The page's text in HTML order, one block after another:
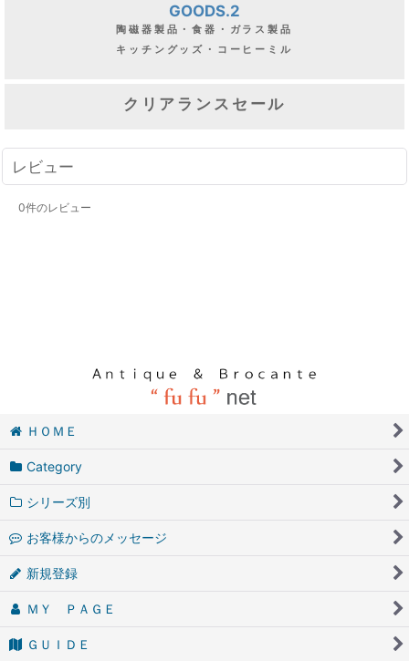
GOODS.2
陶磁器製品・食器・ガラス製品
キッチングッズ・コーヒーミル
クリアランスセール
レビュー
0件のレビュー
ＨＯＭＥ
Category
シリーズ別
お客様からのメッセージ
新規登録
ＭＹ ＰＡＧＥ
ＧＵＩＤＥ